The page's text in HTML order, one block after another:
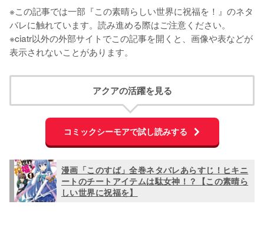
※この記事では一部『この素晴らしい世界に祝福を！』のネタ
バレに触れています。読み進める際はご注意ください。
※ciatr以外の外部サイトでこの記事を開くと、画像や表などが
表示されないことがあります。
アクアの活躍を見る
コミックシーモアで試し読みする
漫画「このすば」全巻ネタバレあらすじ！ヒキニ
ートのチートアイテムは駄女神！？【この素晴ら
しい世界に祝福を】